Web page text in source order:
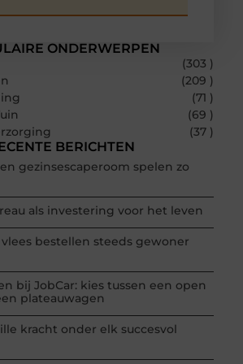
ONDERWERPEN
(303 )
(209 )
(71 )
(69 )
(37 )
BERICHTEN
gezinsescaperoom spelen zo
als investering voor het leven
bestellen steeds gewoner
bij JobCar: kies tussen een open
plateauwagen
kracht onder elk succesvol